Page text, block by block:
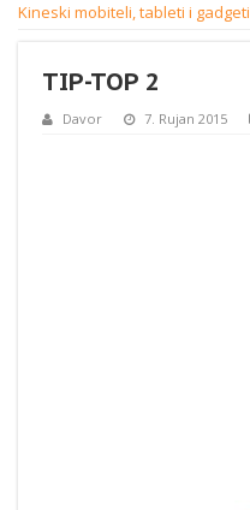
Kineski mobiteli, tableti i gadgeti
TIP-TOP 2
Davor 7. Rujan 2015